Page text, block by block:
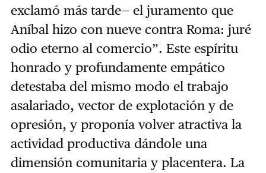
exclamó más tarde— el juramento que
Aníbal hizo con nueve contra Roma: juré
odio eterno al comercio”. Este espíritu
honrado y profundamente empático
detestaba del mismo modo el trabajo
asalariado, vector de explotación y de
opresión, y proponía volver atractiva la
actividad productiva dándole una
dimensión comunitaria y placentera. La